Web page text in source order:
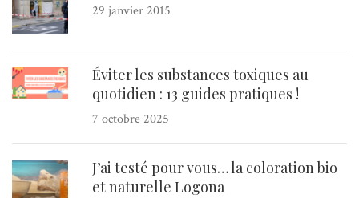
29 janvier 2015
Éviter les substances toxiques au
quotidien : 13 guides pratiques !
7 octobre 2025
J’ai testé pour vous… la coloration bio
et naturelle Logona